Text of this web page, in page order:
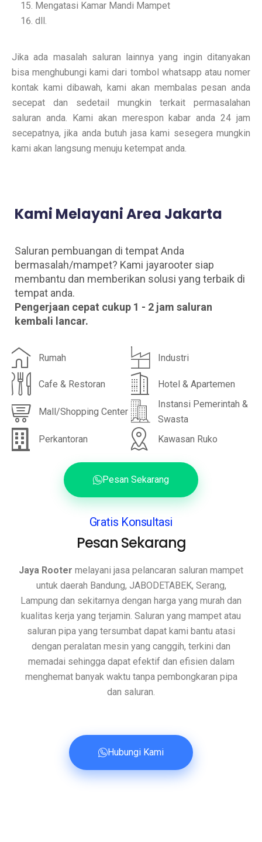
Mengatasi Kamar Mandi Mampet
dll.
Jika ada masalah saluran lainnya yang ingin ditanyakan
bisa menghubungi kami dari tombol whatsapp atau nomer
kontak kami dibawah, kami akan membalas pesan anda
secepat dan sedetail mungkin terkait permasalahan
saluran anda. Kami akan merespon kabar anda 24 jam
secepatnya, jika anda butuh jasa kami sesegera mungkin
kami akan langsung menuju ketempat anda.
Kami Melayani Area Jakarta
Saluran pembuangan di tempat Anda
bermasalah/mampet? Kami jayarooter siap
membantu dan memberikan solusi yang terbaik di
tempat anda.
Pengerjaan cepat cukup 1 - 2 jam saluran
kembali lancar.
Rumah Industri
Cafe & Restoran Hotel & Apartemen
Mall/Shopping Center
Instansi Pemerintah &
Swasta
Perkantoran
Kawasan Ruko
Pesan Sekarang
Gratis Konsultasi
Pesan Sekarang
Jaya Rooter melayani jasa pelancaran saluran mampet
untuk daerah Bandung, JABODETABEK, Serang,
Lampung dan sekitarnya dengan harga yang murah dan
kualitas kerja yang terjamin. Saluran yang mampet atau
saluran pipa yang tersumbat dapat kami bantu atasi
dengan peralatan mesin yang canggih, terkini dan
memadai sehingga dapat efektif dan efisien dalam
menghemat banyak waktu tanpa pembongkaran pipa
dan saluran.
Hubungi Kami